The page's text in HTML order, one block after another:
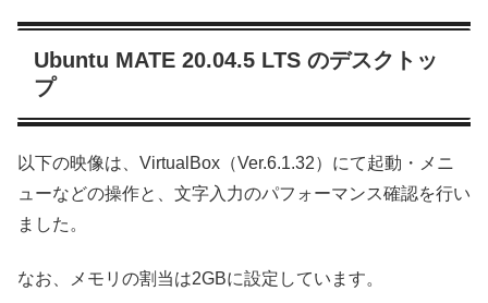
Ubuntu MATE 20.04.5 LTS のデスクトッ
プ
以下の映像は、VirtualBox（Ver.6.1.32）にて起動・メニ
ューなどの操作と、文字入力のパフォーマンス確認を行い
ました。
なお、メモリの割当は2GBに設定しています。